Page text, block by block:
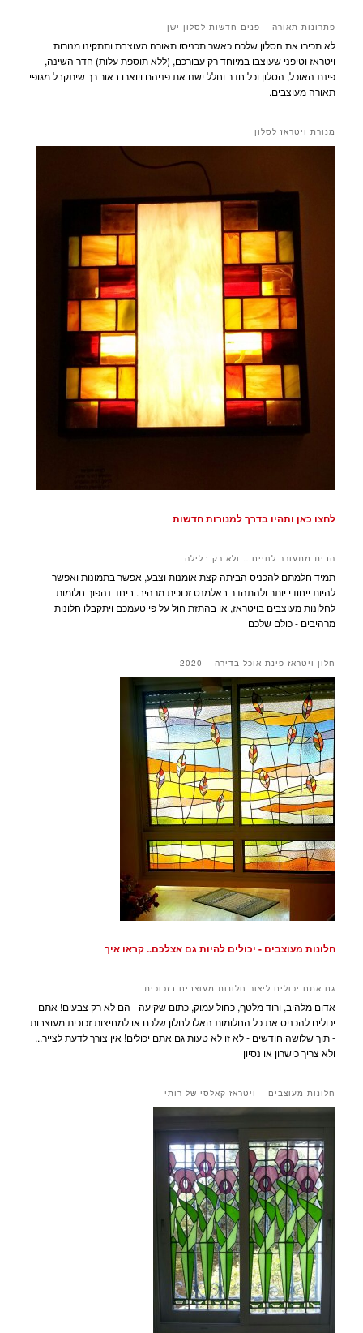
פתרונות תאורה – פנים חדשות לסלון ישן
לא תכירו את הסלון שלכם כאשר תכניסו תאורה מעוצבת ותתקינו מנורות
ויטראז וטיפני שעוצבו במיוחד רק עבורכם, (ללא תוספת עלות) חדר השינה,
פינת האוכל, הסלון וכל חדר וחלל ישנו את פניהם ויוארו באור רך שיתקבל מגופי
תאורה מעוצבים.
מנורת ויטראז לסלון
לחצו כאן ותהיו בדרך למנורות חדשות
הבית מתעורר לחיים… ולא רק בלילה
תמיד חלמתם להכניס הביתה קצת אומנות וצבע, אפשר בתמונות ואפשר
להיות ייחודי יותר ולהתהדר באלמנט זכוכית מרהיב. ביחד נהפוך חלומות
לחלונות מעוצבים בויטראז, או בהתזת חול על פי טעמכם ויתקבלו חלונות
מרהיבים - כולם שלכם
חלון ויטראז פינת אוכל בדירה – 2020
חלונות מעוצבים - יכולים להיות גם אצלכם.. קראו איך
גם אתם יכולים ליצור חלונות מעוצבים בזכוכית
אדום מלהיב, ורוד מלטף, כחול עמוק, כתום שקיעה - הם לא רק צבעים! אתם
יכולים להכניס את כל החלומות האלו לחלון שלכם או למחיצות זכוכית מעוצבות
- תוך שלושה חודשים - לא זו לא טעות גם אתם יכולים! אין צורך לדעת לצייר...
ולא צריך כישרון או נסיון
חלונות מעוצבים – ויטראז קאלסי של רותי